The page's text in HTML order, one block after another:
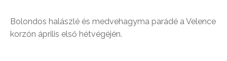
Bolondos halászlé és medvehagyma parádé a Velence
korzón április első hétvégéjén.